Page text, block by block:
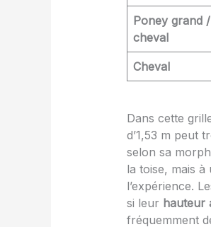
Poney grand
cheval
Cheval
Dans cette
d’1,53 m peut
selon sa
la toise, mais
l’expérience.
si leur hauteur
fréquemment